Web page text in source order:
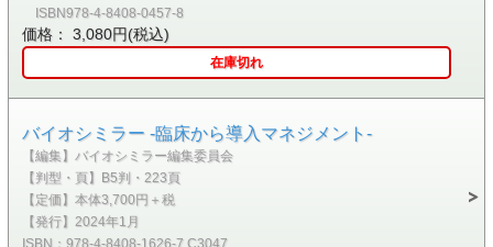
ISBN978-4-8408-0457-8
価格： 3,080円(税込)
在庫切れ
バイオシミラー -臨床から導入マネジメント-
【編集】バイオシミラー編集委員会
【判型・頁】B5判・223頁
【定価】本体3,700円＋税
【発行】2024年1月
ISBN：978-4-8408-1626-7 C3047